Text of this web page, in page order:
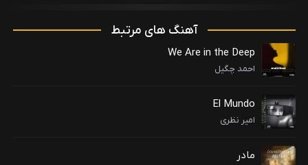
آهنگ های مرتبط
We Are in the Deep
احمد چگیل
El Mundo
امیر نظری
مادر